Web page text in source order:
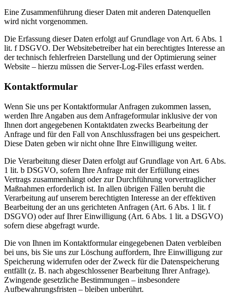
Eine Zusammenführung dieser Daten mit anderen Datenquellen
wird nicht vorgenommen.
Die Erfassung dieser Daten erfolgt auf Grundlage von Art. 6 Abs. 1
lit. f DSGVO. Der Websitebetreiber hat ein berechtigtes Interesse an
der technisch fehlerfreien Darstellung und der Optimierung seiner
Website – hierzu müssen die Server-Log-Files erfasst werden.
Kontaktformular
Wenn Sie uns per Kontaktformular Anfragen zukommen lassen,
werden Ihre Angaben aus dem Anfrageformular inklusive der von
Ihnen dort angegebenen Kontaktdaten zwecks Bearbeitung der
Anfrage und für den Fall von Anschlussfragen bei uns gespeichert.
Diese Daten geben wir nicht ohne Ihre Einwilligung weiter.
Die Verarbeitung dieser Daten erfolgt auf Grundlage von Art. 6 Abs.
1 lit. b DSGVO, sofern Ihre Anfrage mit der Erfüllung eines
Vertrags zusammenhängt oder zur Durchführung vorvertraglicher
Maßnahmen erforderlich ist. In allen übrigen Fällen beruht die
Verarbeitung auf unserem berechtigten Interesse an der effektiven
Bearbeitung der an uns gerichteten Anfragen (Art. 6 Abs. 1 lit. f
DSGVO) oder auf Ihrer Einwilligung (Art. 6 Abs. 1 lit. a DSGVO)
sofern diese abgefragt wurde.
Die von Ihnen im Kontaktformular eingegebenen Daten verbleiben
bei uns, bis Sie uns zur Löschung auffordern, Ihre Einwilligung zur
Speicherung widerrufen oder der Zweck für die Datenspeicherung
entfällt (z. B. nach abgeschlossener Bearbeitung Ihrer Anfrage).
Zwingende gesetzliche Bestimmungen – insbesondere
Aufbewahrungsfristen – bleiben unberührt.